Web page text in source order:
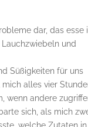
dar, das esse
und
Süßigkeiten für uns
alles vier
wenn andere
sich, als mich